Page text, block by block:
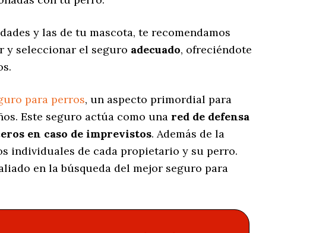
y las de tu mascota, te recomendamos
y seleccionar el seguro adecuado, ofreciéndote
para perros, un aspecto primordial para
Este seguro actúa como una red de defensa
en caso de imprevistos. Además de la
individuales de cada propietario y su perro.
en la búsqueda del mejor seguro para